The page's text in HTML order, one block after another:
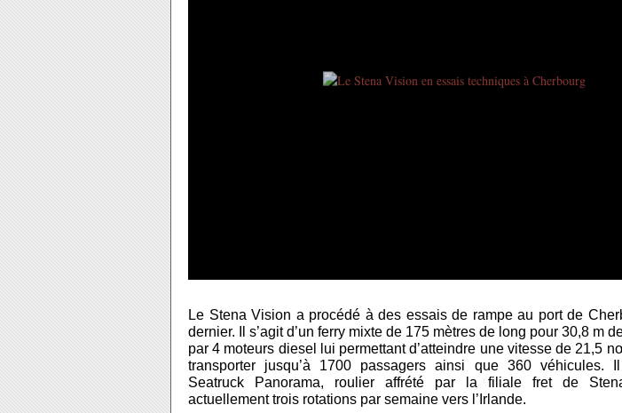
Le Stena Vision a procédé à des essais de rampe au port de
dernier. Il s’agit d’un ferry mixte de 175 mètres de long pour 30,8 m
par 4 moteurs diesel lui permettant d’atteindre une vitesse de 21,5
transporter jusqu’à 1700 passagers ainsi que 360 véhicules.
Seatruck Panorama, roulier affrété par la filiale fret de
actuellement trois rotations par semaine vers l’Irlande.